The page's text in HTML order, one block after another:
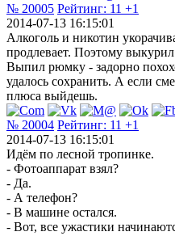
№ 20005 Рейтинг: 11 +1
2014-07-13 16:15:01
Алкоголь и никотин
продлевает. Поэтому
Выпил рюмку - задорно
удалось сохранить. А если
плюса выйдешь.
№ 20004 Рейтинг: 11 +1
2014-07-13 16:15:01
Идём по лесной тропинке.
- Фотоаппарат взял?
- Да.
- А телефон?
- В машине остался.
- Вот, все ужастики